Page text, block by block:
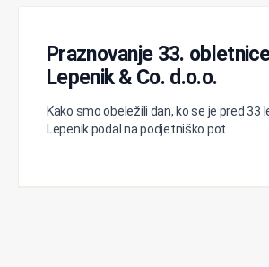
Praznovanje 33.
Lepenik & Co. d.o.o.
Kako smo obeležili dan, ko se je pred 33
Lepenik podal na podjetniško pot.